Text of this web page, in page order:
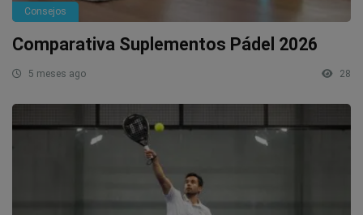
Consejos
Comparativa Suplementos Pádel 2026
5 meses ago 28